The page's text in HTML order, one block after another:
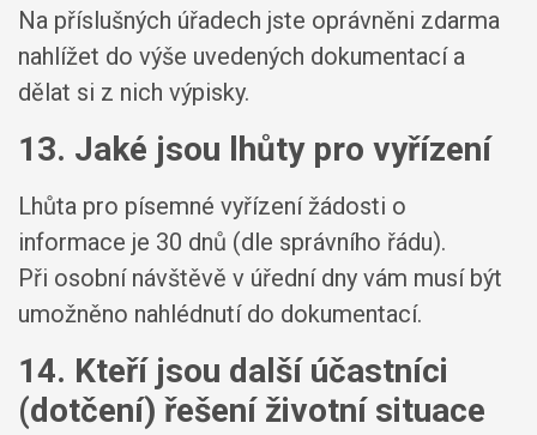
Na příslušných úřadech jste oprávněni zdarma
nahlížet do výše uvedených dokumentací a
dělat si z nich výpisky.
13. Jaké jsou lhůty pro vyřízení
Lhůta pro písemné vyřízení žádosti o
informace je 30 dnů (dle správního řádu).
Při osobní návštěvě v úřední dny vám musí být
umožněno nahlédnutí do dokumentací.
14. Kteří jsou další účastníci
(dotčení) řešení životní situace